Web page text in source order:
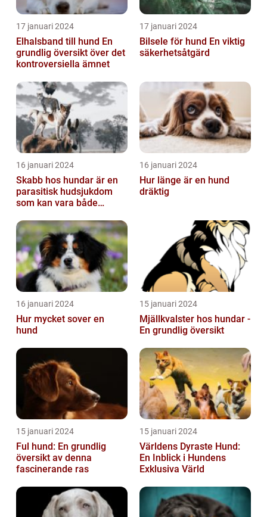
17 januari 2024
Elhalsband till hund En
grundlig översikt över det
kontroversiella ämnet
17 januari 2024
Bilsele för hund En viktig
säkerhetsåtgärd
16 januari 2024
Skabb hos hundar är en
parasitisk hudsjukdom
som kan vara både
för våra fy...
16 januari 2024
Hur länge är en hund
dräktig
16 januari 2024
Hur mycket sover en
hund
15 januari 2024
Mjällkvalster hos hundar -
En grundlig översikt
15 januari 2024
Ful hund: En grundlig
översikt av denna
fascinerande ras
15 januari 2024
Världens Dyraste Hund:
En Inblick i Hundens
Exklusiva Värld